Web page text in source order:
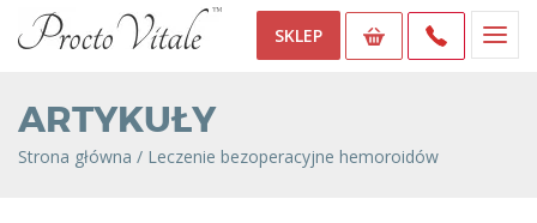
SKLEP
ARTYKUŁY
Strona główna / Leczenie bezoperacyjne hemoroidów